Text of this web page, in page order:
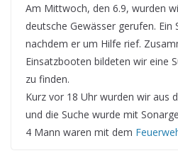
Am Mittwoch, den 6.9, wurden
deutsche Gewässer gerufen. Ein
nachdem er um Hilfe rief.
Einsatzbooten bildeten wir eine
zu finden.
Kurz vor 18 Uhr wurden wir aus
und die Suche wurde mit
4 Mann waren mit dem